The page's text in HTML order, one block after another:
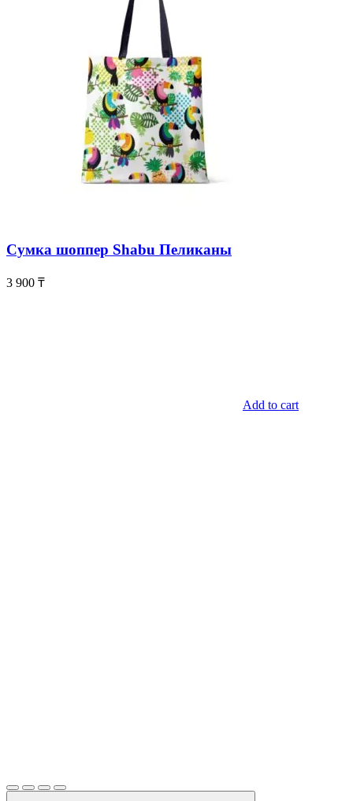
Сумка шоппер Shabu Пеликаны
3 900 ₸
Add to cart